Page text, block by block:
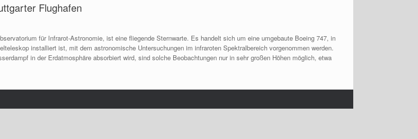
Flughafen
für Infrarot-Astronomie, ist eine fliegende Sternwarte. Es handelt sich um eine umgebaute Boeing 747, in
installiert ist, mit dem astronomische Untersuchungen im infraroten Spektralbereich vorgenommen werden.
in der Erdatmosphäre absorbiert wird, sind solche Beobachtungen nur in sehr großen Höhen möglich, etwa